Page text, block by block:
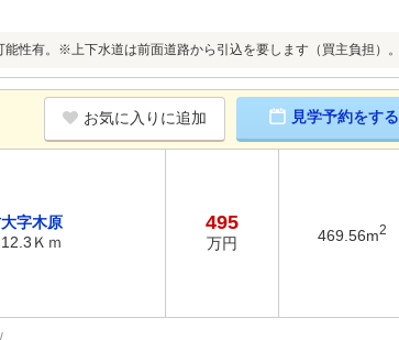
性有。※上下水道は前面道路から引込を要します（買主負担）。
お気に入りに追加 見学予約をする
字木原
Ｋｍ
495
万円 469.56m2